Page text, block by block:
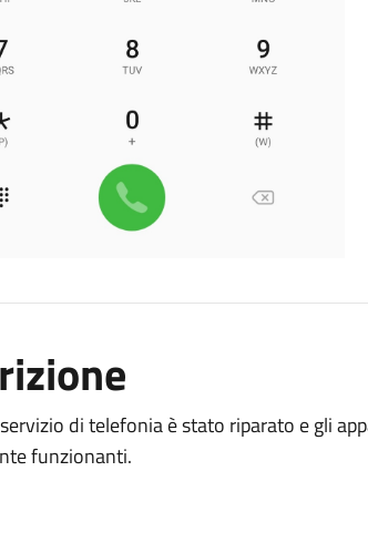
di telefonia è stato riparato e gli
funzionanti.